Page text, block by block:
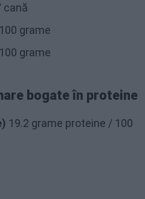
cană
grame
grame
bogate în proteine
19.2 grame proteine / 100